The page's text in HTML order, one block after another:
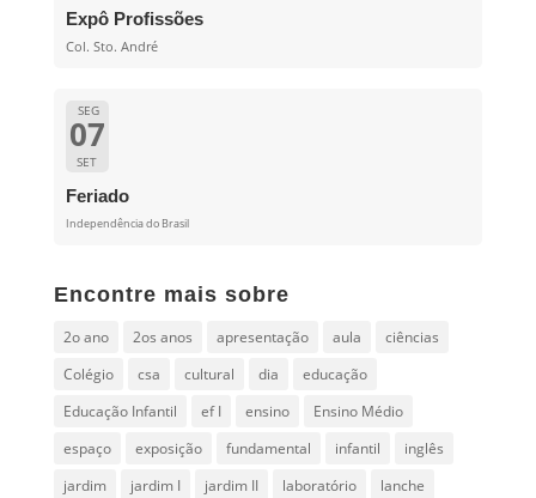
Expô Profissões
Col. Sto. André
SEG
07
SET
Feriado
Independência do Brasil
Encontre mais sobre
2o ano 2os anos apresentação aula
ciências
Colégio
csa cultural dia
educação
Educação Infantil
ef I ensino
Ensino Médio
espaço
exposição fundamental infantil
inglês
jardim
jardim I jardim II laboratório
lanche